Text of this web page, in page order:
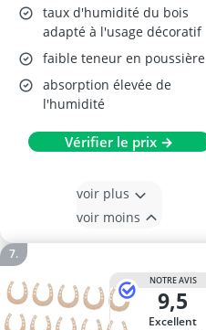
taux d'humidité du bois
adapté à l'usage décoratif
faible teneur en poussière
absorption élevée de
l'humidité
Vérifier le prix →
voir plus
voir moins
NOTRE AVIS
9,5
Excellent